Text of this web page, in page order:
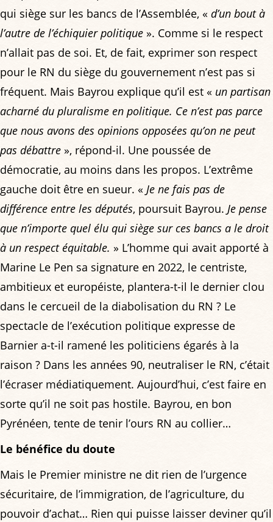
qui siège sur les bancs de l’Assemblée, « d’un bout à
l’autre de l’échiquier politique ». Comme si le respect
n’allait pas de soi. Et, de fait, exprimer son respect
pour le RN du siège du gouvernement n’est pas si
fréquent. Mais Bayrou explique qu’il est « un partisan
acharné du pluralisme en politique. Ce n’est pas parce
que nous avons des opinions opposées qu’on ne peut
pas débattre », répond-il. Une poussée de
démocratie, au moins dans les propos. L’extrême
gauche doit être en sueur. « Je ne fais pas de
différence entre les députés, poursuit Bayrou. Je pense
que n’importe quel élu qui siège sur ces bancs a le droit
à un respect équitable. » L’homme qui avait apporté à
Marine Le Pen sa signature en 2022, le centriste,
ambitieux et européiste, plantera-t-il le dernier clou
dans le cercueil de la diabolisation du RN ? Le
spectacle de l’exécution politique expresse de
Barnier a-t-il ramené les politiciens égarés à la
raison ? Dans les années 90, neutraliser le RN, c’était
l’écraser médiatiquement. Aujourd’hui, c’est faire en
sorte qu’il ne soit pas hostile. Bayrou, en bon
Pyrénéen, tente de tenir l’ours RN au collier…
Le bénéfice du doute
Mais le Premier ministre ne dit rien de l’urgence
sécuritaire, de l’immigration, de l’agriculture, du
pouvoir d’achat… Rien qui puisse laisser deviner qu’il